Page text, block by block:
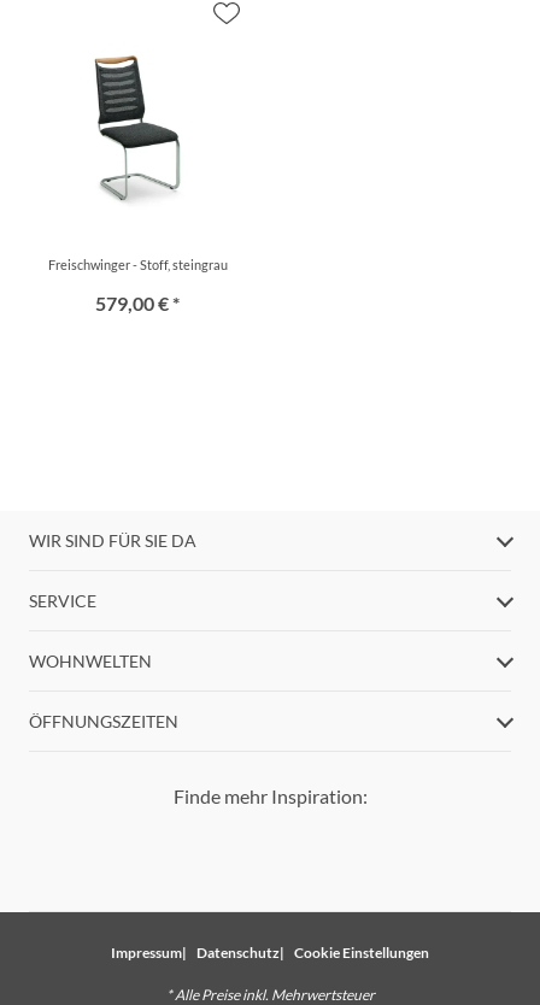
Freischwinger - Stoff, steingrau
579,00 € *
WIR SIND FÜR SIE DA
SERVICE
WOHNWELTEN
ÖFFNUNGSZEITEN
Finde mehr Inspiration:
Impressum Datenschutz Cookie Einstellungen
* Alle Preise inkl. Mehrwertsteuer